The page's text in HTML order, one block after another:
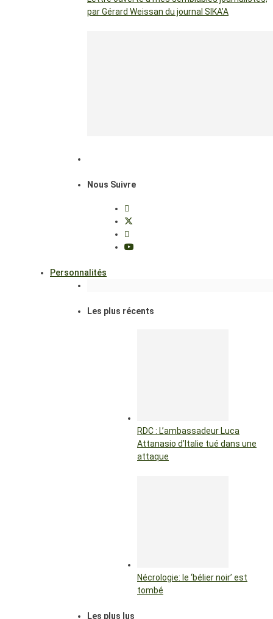
par Gérard Weissan du journal SIKA’A
Nous Suivre
Personnalités
Les plus récents
RDC : L’ambassadeur Luca
Attanasio d’Italie tué dans une
attaque
Nécrologie: le ‘bélier noir’ est
tombé
Les plus lus